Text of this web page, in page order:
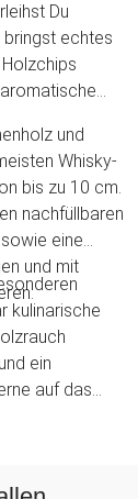
Du
bringst echtes
und
Whisky-
bis zu 10 cm.
nachfüllbaren
eine
und mit
kulinarische
ein
auf das